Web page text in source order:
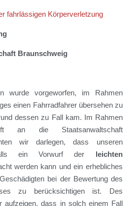
fahrlässigen Körperverletzung
Braunschweig
wurde vorgeworfen, im Rahmen
einen Fahrradfahrer übersehen zu
dessen zu Fall kam. Im Rahmen
an die Staatsanwaltschaft
wir darlegen, dass unseren
ein Vorwurf der leichten
werden kann und ein erhebliches
bei der Bewertung des
zu berücksichtigen ist. Des
aufzeigen, dass in solch einem Fall